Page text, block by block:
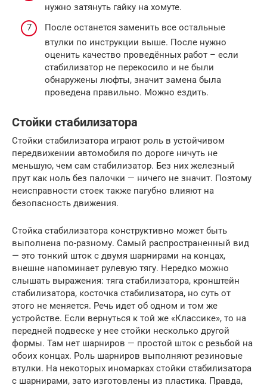
нужно затянуть гайку на хомуте.
После останется заменить все остальные
втулки по инструкции выше. После нужно
оценить качество проведённых работ – если
стабилизатор не перекосило и не были
обнаружены люфты, значит замена была
проведена правильно. Можно ездить.
Стойки стабилизатора
Стойки стабилизатора играют роль в устойчивом
передвижении автомобиля по дороге ничуть не
меньшую, чем сам стабилизатор. Без них железный
прут как ноль без палочки — ничего не значит. Поэтому
неисправности стоек также пагубно влияют на
безопасность движения.
Стойка стабилизатора конструктивно может быть
выполнена по-разному. Самый распространенный вид
— это тонкий шток с двумя шарнирами на концах,
внешне напоминает рулевую тягу. Нередко можно
слышать выражения: тяга стабилизатора, кронштейн
стабилизатора, косточка стабилизатора, но суть от
этого не меняется. Речь идет об одном и том же
устройстве. Если вернуться к той же «Классике», то на
передней подвеске у нее стойки несколько другой
формы. Там нет шарниров — простой шток с резьбой на
обоих концах. Роль шарниров выполняют резиновые
втулки. На некоторых иномарках стойки стабилизатора
с шарнирами, зато изготовлены из пластика. Правда,